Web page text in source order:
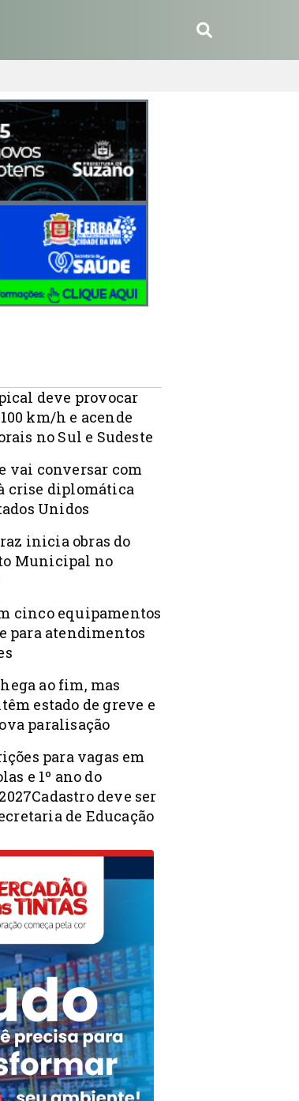
deve provocar
km/h e acende
no Sul e Sudeste
vai conversar com
crise diplomática
Unidos
inicia obras do
Municipal no
cinco equipamentos
para atendimentos
ao fim, mas
estado de greve e
paralisação
para vagas em
e 1º ano do
deve ser
de Educação